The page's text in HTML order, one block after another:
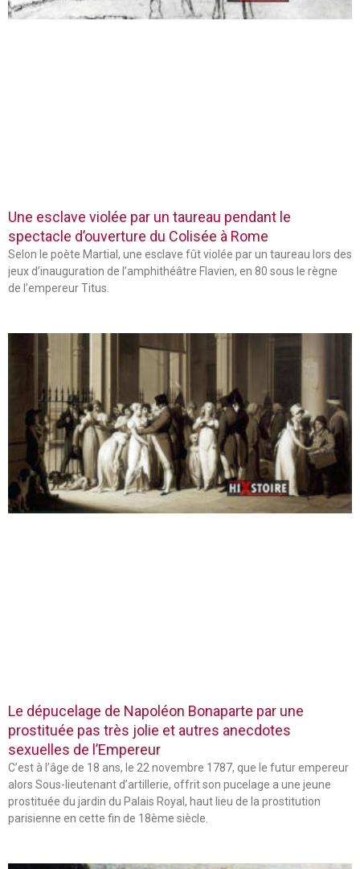
Une esclave violée par un taureau pendant le
spectacle d’ouverture du Colisée à Rome
Selon le poète Martial, une esclave fût violée par un taureau lors des
jeux d’inauguration de l’amphithéâtre Flavien, en 80 sous le règne
de l’empereur Titus.
Le dépucelage de Napoléon Bonaparte par une
prostituée pas très jolie et autres anecdotes
sexuelles de l’Empereur
C’est à l’âge de 18 ans, le 22 novembre 1787, que le futur empereur
alors Sous-lieutenant d’artillerie, offrit son pucelage a une jeune
prostituée du jardin du Palais Royal, haut lieu de la prostitution
parisienne en cette fin de 18ème siècle.